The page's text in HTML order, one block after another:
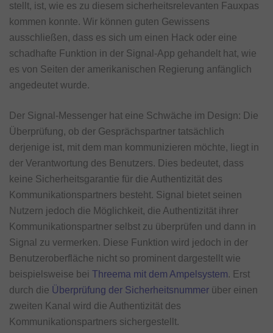
stellt, ist, wie es zu diesem sicherheitsrelevanten Fauxpas
kommen konnte. Wir können guten Gewissens
ausschließen, dass es sich um einen Hack oder eine
schadhafte Funktion in der Signal-App gehandelt hat, wie
es von Seiten der amerikanischen Regierung anfänglich
angedeutet wurde.
Der Signal-Messenger hat eine Schwäche im Design: Die
Überprüfung, ob der Gesprächspartner tatsächlich
derjenige ist, mit dem man kommunizieren möchte, liegt in
der Verantwortung des Benutzers. Dies bedeutet, dass
keine Sicherheitsgarantie für die Authentizität des
Kommunikationspartners besteht. Signal bietet seinen
Nutzern jedoch die Möglichkeit, die Authentizität ihrer
Kommunikationspartner selbst zu überprüfen und dann in
Signal zu vermerken. Diese Funktion wird jedoch in der
Benutzeroberfläche nicht so prominent dargestellt wie
beispielsweise bei Threema mit dem Ampelsystem. Erst
durch die Überprüfung der Sicherheitsnummer über einen
zweiten Kanal wird die Authentizität des
Kommunikationspartners sichergestellt.